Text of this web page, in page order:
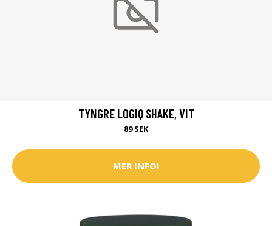
TYNGRE LOGIQ SHAKE, VIT
89 SEK
MER INFO!